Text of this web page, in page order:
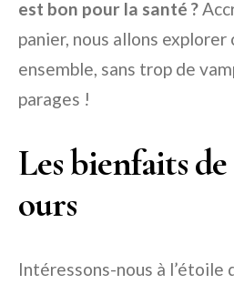
est bon pour la santé ?
panier, nous allons
ensemble, sans trop de
parages !
Les bienfaits de
ours
Intéressons-nous à l’étoile